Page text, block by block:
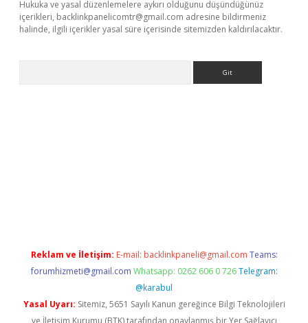
Hukuka ve yasal düzenlemelere aykırı olduğunu düşündüğünüz
içerikleri, backlinkpanelicomtr@gmail.com adresine bildirmeniz
halinde, ilgili içerikler yasal süre içerisinde sitemizden kaldırılacaktır.
Reklam ve İletişim: E-mail: backlinkpaneli@gmail.com Teams:
forumhizmeti@gmail.com Whatsapp: 0262 606 0 726 Telegram:
@karabul
Yasal Uyarı: Sitemiz, 5651 Sayılı Kanun gereğince Bilgi Teknolojileri
ve İletişim Kurumu (BTK) tarafından onaylanmış bir Yer Sağlayıcı